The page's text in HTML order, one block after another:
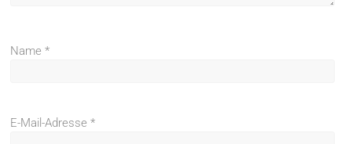
Name*
E-Mail-Adresse*